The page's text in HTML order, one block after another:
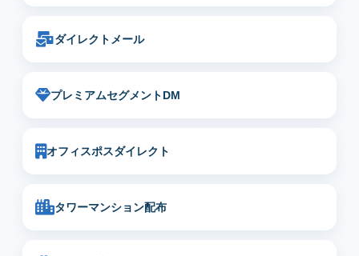
ダイレクトメール
プレミアムセグメントDM
オフィスポスダイレクト
タワーマンション配布